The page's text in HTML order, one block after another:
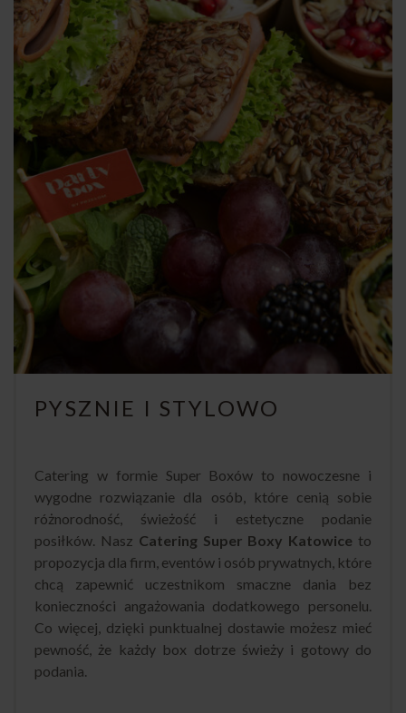
PYSZNIE I STYLOWO
Catering w formie Super Boxów to nowoczesne i
wygodne rozwiązanie dla osób, które cenią sobie
różnorodność, świeżość i estetyczne podanie
posiłków. Nasz Catering Super Boxy Katowice to
propozycja dla firm, eventów i osób prywatnych, które
chcą zapewnić uczestnikom smaczne dania bez
konieczności angażowania dodatkowego personelu.
Co więcej, dzięki punktualnej dostawie możesz mieć
pewność, że każdy box dotrze świeży i gotowy do
podania.